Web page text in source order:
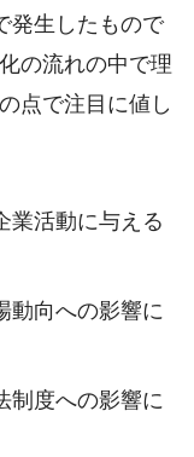
発生したもので
の流れの中で理
点で注目に値し
業活動に与える
動向への影響に
制度への影響に